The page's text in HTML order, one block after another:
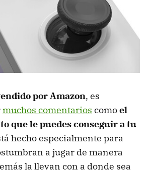
por Amazon, es
muchos comentarios comoel
que le puedes conseguir a tu
hecho especialmente para
a jugar de manera
la llevan con a donde sea